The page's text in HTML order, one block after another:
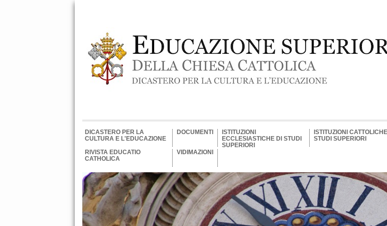
DICASTERO PER LA
CULTURA E L'EDUCAZIONE
DOCUMENTI
ISTITUZIONI
ECCLESIASTICHE DI STUDI
SUPERIORI
ISTITUZIONI CATTOLICHE
STUDI SUPERIORI
RIVISTA EDUCATIO
CATHOLICA
VIDIMAZIONI